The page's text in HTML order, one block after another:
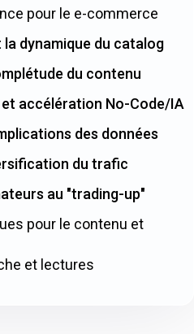
pour le e-commerce
dynamique du catalog
du contenu
accélération No-Code/IA
des données
du trafic
au "trading-up"
pour le contenu et
et lectures